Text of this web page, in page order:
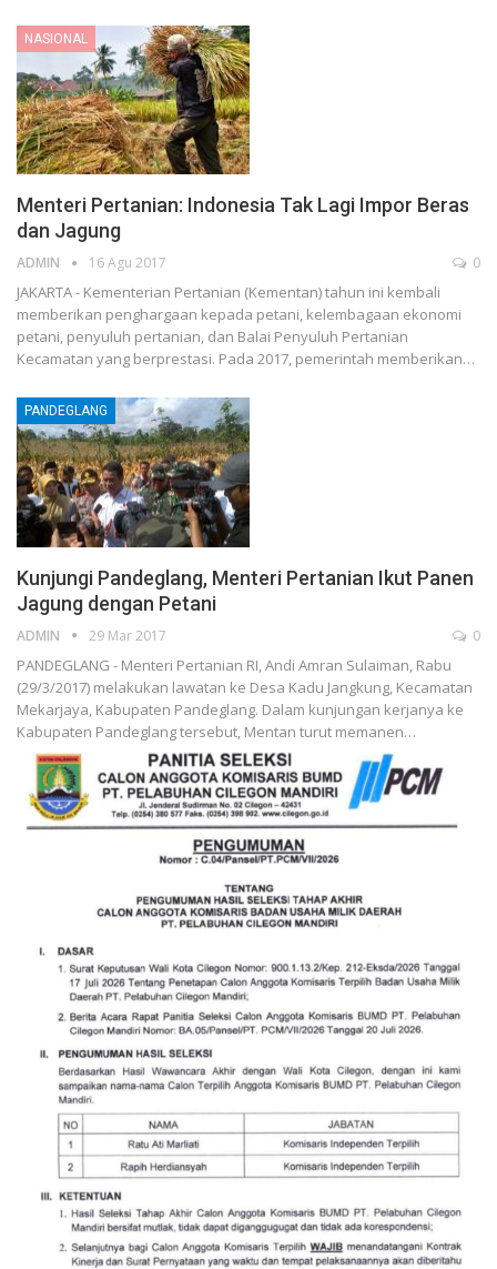
NASIONAL
Menteri Pertanian: Indonesia Tak Lagi Impor Beras
dan Jagung
ADMIN 16 Agu 2017 0
JAKARTA - Kementerian Pertanian (Kementan) tahun ini kembali
memberikan penghargaan kepada petani, kelembagaan ekonomi
petani, penyuluh pertanian, dan Balai Penyuluh Pertanian
Kecamatan yang berprestasi. Pada 2017, pemerintah memberikan…
PANDEGLANG
Kunjungi Pandeglang, Menteri Pertanian Ikut Panen
Jagung dengan Petani
ADMIN 29 Mar 2017 0
PANDEGLANG - Menteri Pertanian RI, Andi Amran Sulaiman, Rabu
(29/3/2017) melakukan lawatan ke Desa Kadu Jangkung, Kecamatan
Mekarjaya, Kabupaten Pandeglang. Dalam kunjungan kerjanya ke
Kabupaten Pandeglang tersebut, Mentan turut memanen…